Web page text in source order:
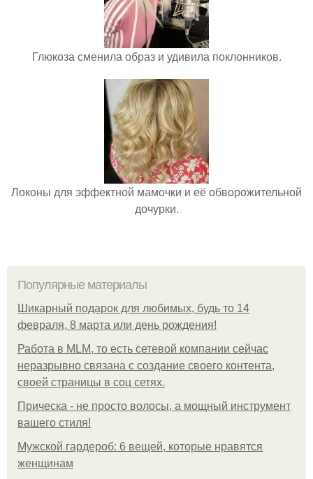
Глюкоза сменила образ и удивила поклонников.
Локоны для эффектной мамочки и её обворожительной
дочурки.
Популярные материалы
Шикарный подарок для любимых, будь то 14
февраля, 8 марта или день рождения!
Работа в MLM, то есть сетевой компании сейчас
неразрывно связана с создание своего контента,
своей страницы в соц сетях.
Прическа - не просто волосы, а мощный инструмент
вашего стиля!
Мужской гардероб: 6 вещей, которые нравятся
женщинам